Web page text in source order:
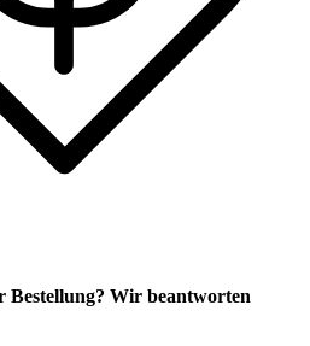
Bestellung? Wir beantworten